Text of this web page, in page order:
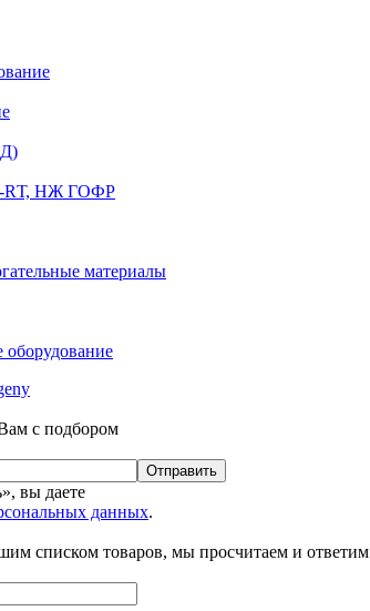
RТ, НЖ ГОФР
материалы
оборудование
с подбором
Отправить
вы даете
данных.
списком товаров, мы просчитаем и ответим